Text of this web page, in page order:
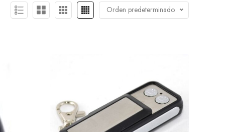
Orden predeterminado